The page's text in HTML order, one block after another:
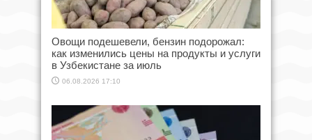
Овощи подешевели, бензин подорожал:
как изменились цены на продукты и услуги
в Узбекистане за июль
06.08.2026 17:10